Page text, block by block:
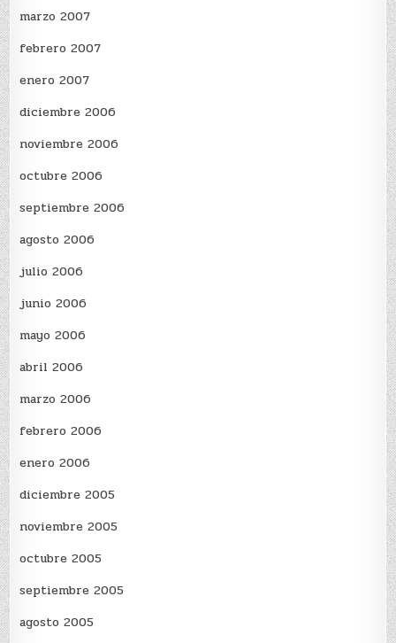
marzo 2007
febrero 2007
enero 2007
diciembre 2006
noviembre 2006
octubre 2006
septiembre 2006
agosto 2006
julio 2006
junio 2006
mayo 2006
abril 2006
marzo 2006
febrero 2006
enero 2006
diciembre 2005
noviembre 2005
octubre 2005
septiembre 2005
agosto 2005